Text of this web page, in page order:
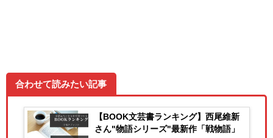
合わせて読みたい記事
【BOOK文芸書ランキング】西尾維新
さん"物語シリーズ"最新作「戦物語」